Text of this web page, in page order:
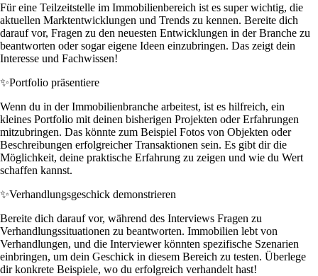
Für eine Teilzeitstelle im Immobilienbereich ist es super wichtig, die
aktuellen Marktentwicklungen und Trends zu kennen. Bereite dich
darauf vor, Fragen zu den neuesten Entwicklungen in der Branche zu
beantworten oder sogar eigene Ideen einzubringen. Das zeigt dein
Interesse und Fachwissen!
✨Portfolio präsentiere
Wenn du in der Immobilienbranche arbeitest, ist es hilfreich, ein
kleines Portfolio mit deinen bisherigen Projekten oder Erfahrungen
mitzubringen. Das könnte zum Beispiel Fotos von Objekten oder
Beschreibungen erfolgreicher Transaktionen sein. Es gibt dir die
Möglichkeit, deine praktische Erfahrung zu zeigen und wie du Wert
schaffen kannst.
✨Verhandlungsgeschick demonstrieren
Bereite dich darauf vor, während des Interviews Fragen zu
Verhandlungssituationen zu beantworten. Immobilien lebt von
Verhandlungen, und die Interviewer könnten spezifische Szenarien
einbringen, um dein Geschick in diesem Bereich zu testen. Überlege
dir konkrete Beispiele, wo du erfolgreich verhandelt hast!